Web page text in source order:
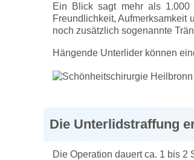
Ein Blick sagt mehr als 1.000
Freundlichkeit, Aufmerksamkeit
noch zusätzlich sogenannte
Hängende Unterlider können
Die Unterlidstraffung
Die Operation dauert ca. 1 bis